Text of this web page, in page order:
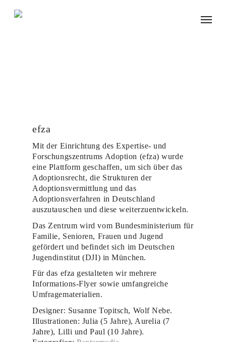
Menu
efza
Mit der Einrichtung des Expertise- und
Forschungszentrums Adoption (efza) wurde
eine Plattform geschaffen, um sich über das
Adoptionsrecht, die Strukturen der
Adoptionsvermittlung und das
Adoptionsverfahren in Deutschland
auszutauschen und diese weiterzuentwickeln.
Das Zentrum wird vom Bundesministerium für
Familie, Senioren, Frauen und Jugend
gefördert und befindet sich im Deutschen
Jugendinstitut (DJI) in München.
Für das efza gestalteten wir mehrere
Informations-Flyer sowie umfangreiche
Umfragematerialien.
Designer: Susanne Topitsch, Wolf Nebe.
Illustrationen: Julia (5 Jahre), Aurelia (7
Jahre), Lilli und Paul (10 Jahre).